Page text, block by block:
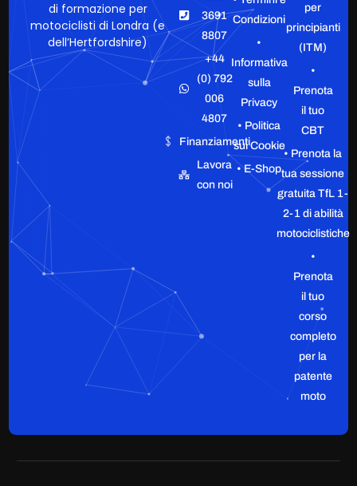
di formazione per
motociclisti di Londra (e
dell’Hertfordshire)
3691
8807
+44
(0) 792
006
4807
Finanziamenti
Lavora
con noi
Condizioni
•
Informativa
sulla
Privacy
• Politica
sui Cookie
• E-Shop
per
principianti
(ITM)
•
Prenota
il tuo
CBT
• Prenota la
tua sessione
gratuita TfL 1-
2-1 di abilità
motociclistiche
•
Prenota
il tuo
corso
completo
per la
patente
moto